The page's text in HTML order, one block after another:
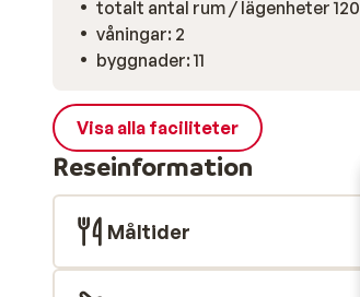
totalt antal rum / lägenheter 120
våningar: 2
byggnader: 11
Visa alla faciliteter
Reseinformation
Måltider